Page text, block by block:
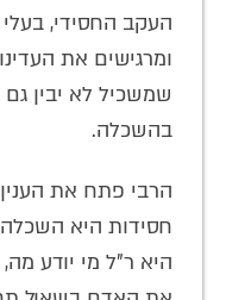
העקב החסידי,
ומרגישים את
שמשכיל לא יבין
בהשכלה.
הרבי פתח את
חסידות היא
היא ר"ל מי יודע